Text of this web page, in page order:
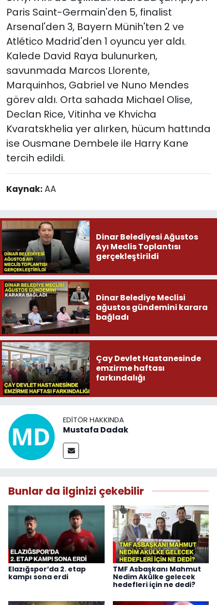
Paris Saint-Germain'den 5, finalist
Arsenal'den 3, Bayern Münih'ten 2 ve
Atlético Madrid'den 1 oyuncu yer aldı.
Kalede David Raya bulunurken,
savunmada Marcos Llorente,
Marquinhos, Gabriel ve Nuno Mendes
görev aldı. Orta sahada Michael Olise,
Declan Rice, Vitinha ve Khvicha
Kvaratskhelia yer alırken, hücum hattında
ise Ousmane Dembele ile Harry Kane
tercih edildi.
Kaynak: AA
Dinar Belediyesi Ağustos
Ayı Meclis Toplantısı
gerçekleştirildi
Dinar Belediye Meclisi
ağustos gündemini karara
bağladı
Çay Devlet Hastanesinde
emzirme haftası
farkındalığı
EDITÖR HAKKINDA
Mustafa Dadak
Bunlar da ilginizi çekebilir
Elazığspor’da 2. etap
kampı sona erdi
TMF Asbaşkanı Mahmut
Nedim Akülke gelecek
hedefleri için ne dedi?